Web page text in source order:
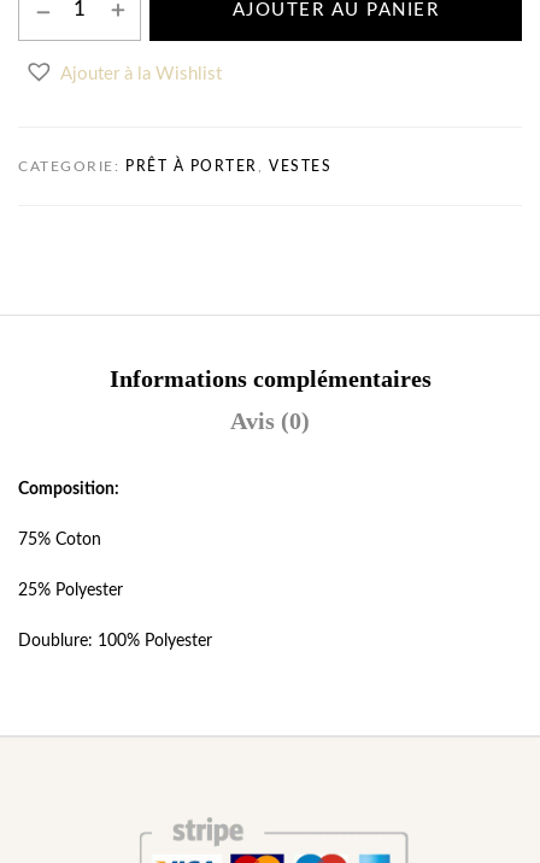
AJOUTER AU PANIER
Ajouter à la Wishlist
CATEGORIE: PRÊT À PORTER VESTES
Informations complémentaires
Avis (0)
Composition:
75% Coton
25% Polyester
Doublure: 100% Polyester